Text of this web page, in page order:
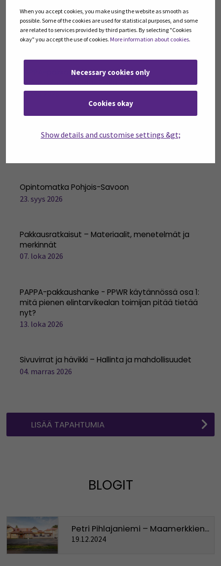
When you accept cookies, you make using the website as smooth as
possible. Some of the cookies are used for statistical purposes, and some
are related to services provided by third parties. By selecting "Cookies
okay" you accept the use of cookies. More information about cookies.
Necessary cookies only
Cookies okay
Show details and customise settings &gt;
TAPAHTUMAT
PAPPA-pakkaushanke: Ruoka-alan
keskustelutilaisuudet Etelä-Pohjanmaalla
25. elo 2026
Elintarvikealan kestävät energiainvestoinnit ja
hiilijalanjäljen arviointi -työpaja
Opintomatka Pohjois-Savoon
23. syys 2026
Pakkausratkaisut – Materiaalit, menetelmät ja
merkinnät
07. loka 2026
PAPPA-pakkaushanke - PPWR käytännössä osa 1:
mitä pienen elintarvikealan toimijan pitää tietää
nyt?
13. loka 2026
Sivuvirrat ja hävikki – Hallinta ja mahdollisuudet
04. marras 2026
LISÄÄ TAPAHTUMIA
BLOGIT
Petri Pihlajaniemi – Maamerkkien...
19.12.2024